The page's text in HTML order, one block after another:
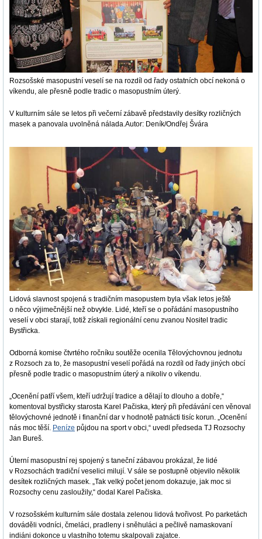
Rozsošské masopustní veselí se na rozdíl od řady ostatních obcí nekoná o
víkendu, ale přesně podle tradic o masopustním úterý.
V kulturním sále se letos při večerní zábavě představily desítky rozličných
masek a panovala uvolněná nálada.Autor: Deník/Ondřej Švára
Lidová slavnost spojená s tradičním masopustem byla však letos ještě
o něco výjimečnější než obvykle. Lidé, kteří se o pořádání masopustního
veselí v obci starají, totiž získali regionální cenu zvanou Nositel tradic
Bystřicka.
Odborná komise čtvrtého ročníku soutěže ocenila Tělovýchovnou jednotu
z Rozsoch za to, že masopustní veselí pořádá na rozdíl od řady jiných obcí
přesně podle tradic o masopustním úterý a nikoliv o víkendu.
„Ocenění patří všem, kteří udržují tradice a dělají to dlouho a dobře,“
komentoval bystřicky starosta Karel Pačiska, který při předávání cen věnoval
tělovýchovné jednotě i finanční dar v hodnotě patnácti tisíc korun. „Ocenění
nás moc těší. Peníze půjdou na sport v obci,“ uvedl předseda TJ Rozsochy
Jan Bureš.
Úterní masopustní rej spojený s taneční zábavou prokázal, že lidé
v Rozsochách tradiční veselici milují. V sále se postupně objevilo několik
desítek rozličných masek. „Tak velký počet jenom dokazuje, jak moc si
Rozsochy cenu zasloužily,“ dodal Karel Pačiska.
V rozsošském kulturním sále dostala zelenou lidová tvořivost. Po parketách
dováděli vodníci, čmeláci, pradleny i sněhuláci a pečlivě namaskovaní
indiáni dokonce u vlastního totemu skalpovali zajatce.